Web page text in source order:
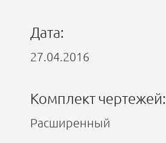
Дата:
27.04.2016
Комплект чертежей:
Расширенный